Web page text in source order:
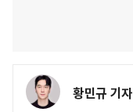
황민규 기자